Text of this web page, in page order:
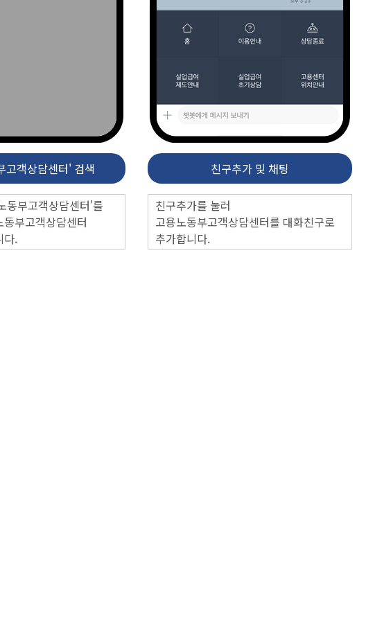
고객상담센터' 검색
동부고객상담센터'를
동부고객상담센터
다.
친구추가 및 채팅
친구추가를 눌러
고용노동부고객상담센터를 대화친구로
추가합니다.